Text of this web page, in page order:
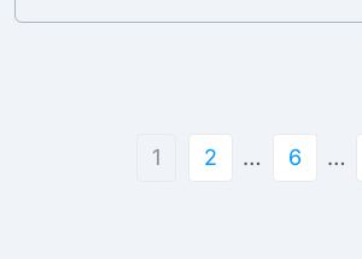
1 2 … 6 …